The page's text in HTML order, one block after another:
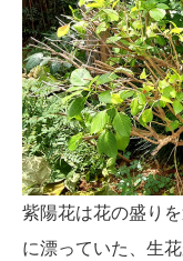
紫陽花は花の盛り
に漂っていた、生